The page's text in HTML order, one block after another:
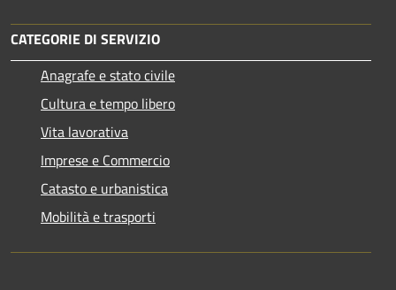
CATEGORIE DI SERVIZIO
Anagrafe e stato civile
Cultura e tempo libero
Vita lavorativa
Imprese e Commercio
Catasto e urbanistica
Mobilità e trasporti